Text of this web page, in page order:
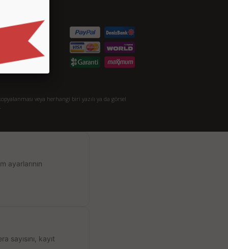
Arama
veya herhangi biri yazılı ya da görsel
ayarlarının
kayıt